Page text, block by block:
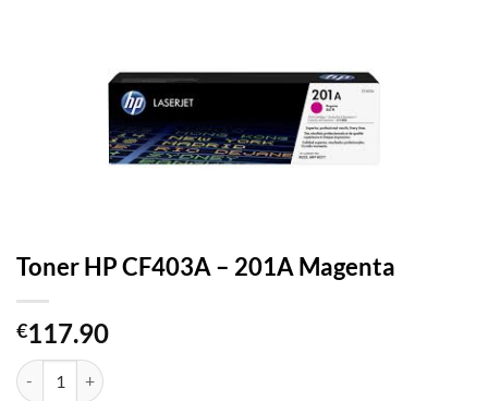
Toner HP CF403A – 201A Magenta
€117.90
quantité de Toner HP CF403A - 201A Magenta